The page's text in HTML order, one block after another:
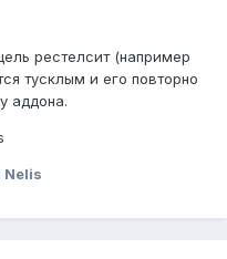
рестелсит (например
тусклым и его повторно
аддона.
Nelis